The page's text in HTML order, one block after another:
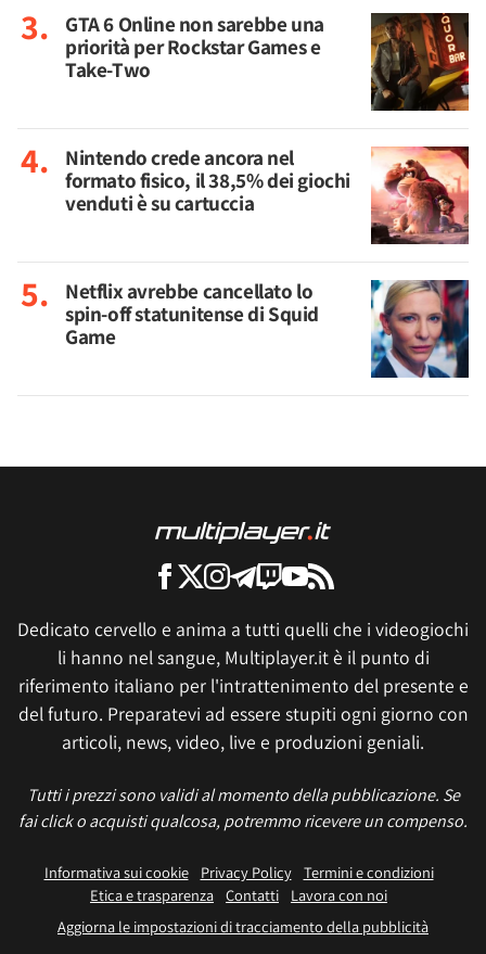
GTA 6 Online non sarebbe una
priorità per Rockstar Games e
Take-Two
Nintendo crede ancora nel
formato fisico, il 38,5% dei giochi
venduti è su cartuccia
Netflix avrebbe cancellato lo
spin-off statunitense di Squid
Game
Dedicato cervello e anima a tutti quelli che i videogiochi
li hanno nel sangue, Multiplayer.it è il punto di
riferimento italiano per l'intrattenimento del presente e
del futuro. Preparatevi ad essere stupiti ogni giorno con
articoli, news, video, live e produzioni geniali.
Tutti i prezzi sono validi al momento della pubblicazione. Se
fai click o acquisti qualcosa, potremmo ricevere un compenso.
Informativa sui cookie Privacy Policy
Termini e condizioni
Etica e trasparenza Contatti
Lavora con noi
Aggiorna le impostazioni di tracciamento della pubblicità